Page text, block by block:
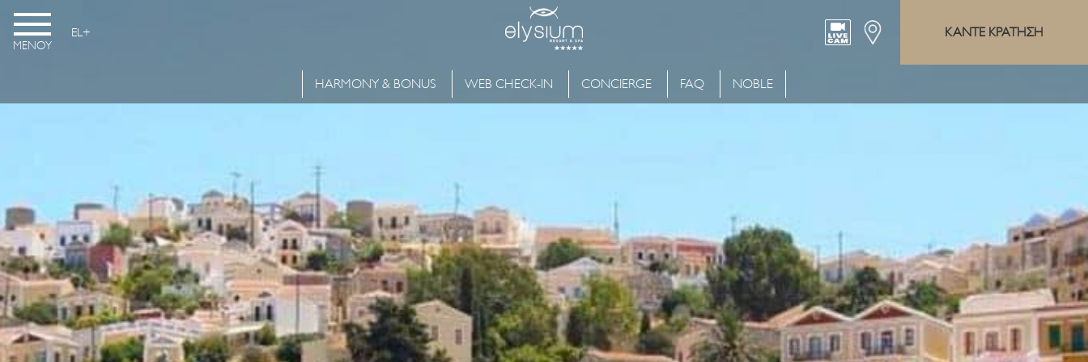
ΜΕΝΟΥ
EL ΚΑΝΤΕ ΚΡΑΤΗΣΗ
HARMONY & BONUS WEB CHECK-IN CONCIERGE FAQ NOBLE